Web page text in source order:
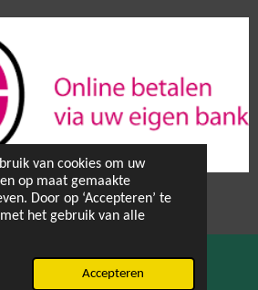
van cookies om uw
op maat gemaakte
Door op ‘Accepteren’ te
het gebruik van alle
Accepteren
Puurnatuur Zaden
Facebook